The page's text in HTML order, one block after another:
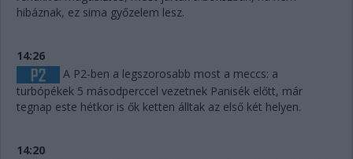
hibáznak, ez sima győzelem lesz.
14:26
A P2-ben a legszorosabb most a meccs: a
turbópékek 5 másodperccel vezetnek Panisék előtt, már
tegnap este hétkor is ők ketten álltak az első két helyen.
14:20